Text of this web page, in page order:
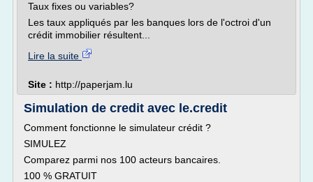
Taux fixes ou variables?
Les taux appliqués par les banques lors de l'octroi d'un
crédit immobilier résultent...
Lire la suite
Site : http://paperjam.lu
Simulation de credit avec le.credit
Comment fonctionne le simulateur crédit ?
SIMULEZ
Comparez parmi nos 100 acteurs bancaires.
100 % GRATUIT